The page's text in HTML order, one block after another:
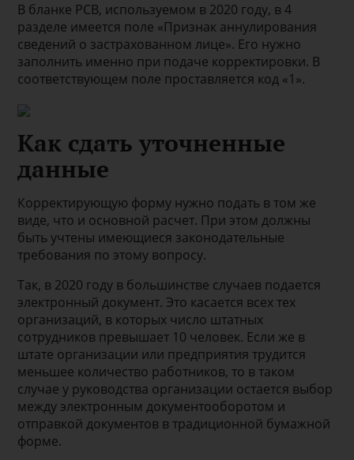
В бланке РСВ, используемом в 2020 году, в 4
разделе имеется поле «Признак аннулирования
сведений о застрахованном лице». Его нужно
заполнить именно при подаче корректировки. В
соответствующем поле проставляется код «1».
Как сдать уточненные
данные
Корректирующую форму нужно подать в том же
виде, что и основной расчет. При этом должны
быть учтены имеющиеся законодательные
требования по этому вопросу.
Так, в 2020 году в большинстве случаев подается
электронный документ. Это касается всех тех
организаций, в которых число штатных
сотрудников превышает 10 человек. Если же в
штате организации или предприятия трудится
меньшее количество работников, то в таком
случае у руководства организации остается выбор
между электронным документооборотом и
отправкой документов в традиционной бумажной
форме.